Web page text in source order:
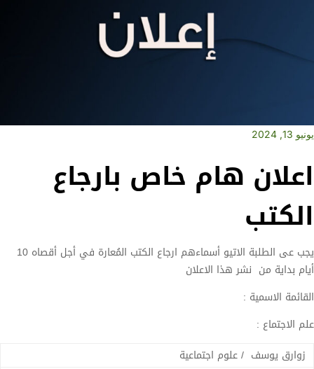
يونيو 13, 2024
اعلان هام خاص بارجاع
الكتب
يجب عى الطلبة الاتيو أسماءهم ارجاع الكتب المُعارة في أجل أقصاه 10
أيام بداية من نشر هذا الاعلان
القائمة الاسمية :
علم الاجتماع :
زوارق يوسف / علوم اجتماعية